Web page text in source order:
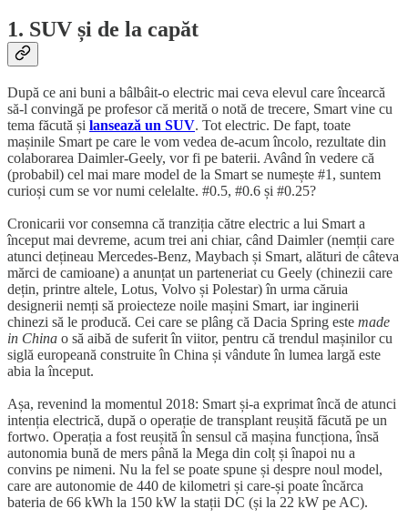
1. SUV și de la capăt
După ce ani buni a bâlbâit-o electric mai ceva elevul care încearcă
să-l convingă pe profesor că merită o notă de trecere, Smart vine cu
tema făcută și lansează un SUV. Tot electric. De fapt, toate
mașinile Smart pe care le vom vedea de-acum încolo, rezultate din
colaborarea Daimler-Geely, vor fi pe baterii. Având în vedere că
(probabil) cel mai mare model de la Smart se numește #1, suntem
curioși cum se vor numi celelalte. #0.5, #0.6 și #0.25?
Cronicarii vor consemna că tranziția către electric a lui Smart a
început mai devreme, acum trei ani chiar, când Daimler (nemții care
atunci dețineau Mercedes-Benz, Maybach și Smart, alături de câteva
mărci de camioane) a anunțat un parteneriat cu Geely (chinezii care
dețin, printre altele, Lotus, Volvo și Polestar) în urma căruia
designerii nemți să proiecteze noile mașini Smart, iar inginerii
chinezi să le producă. Cei care se plâng că Dacia Spring este made
in China o să aibă de suferit în viitor, pentru că trendul mașinilor cu
siglă europeană construite în China și vândute în lumea largă este
abia la început.
Așa, revenind la momentul 2018: Smart și-a exprimat încă de atunci
intenția electrică, după o operație de transplant reușită făcută pe un
fortwo. Operația a fost reușită în sensul că mașina funcționa, însă
autonomia bună de mers până la Mega din colț și înapoi nu a
convins pe nimeni. Nu la fel se poate spune și despre noul model,
care are autonomie de 440 de kilometri și care-și poate încărca
bateria de 66 kWh la 150 kW la stații DC (și la 22 kW pe AC).